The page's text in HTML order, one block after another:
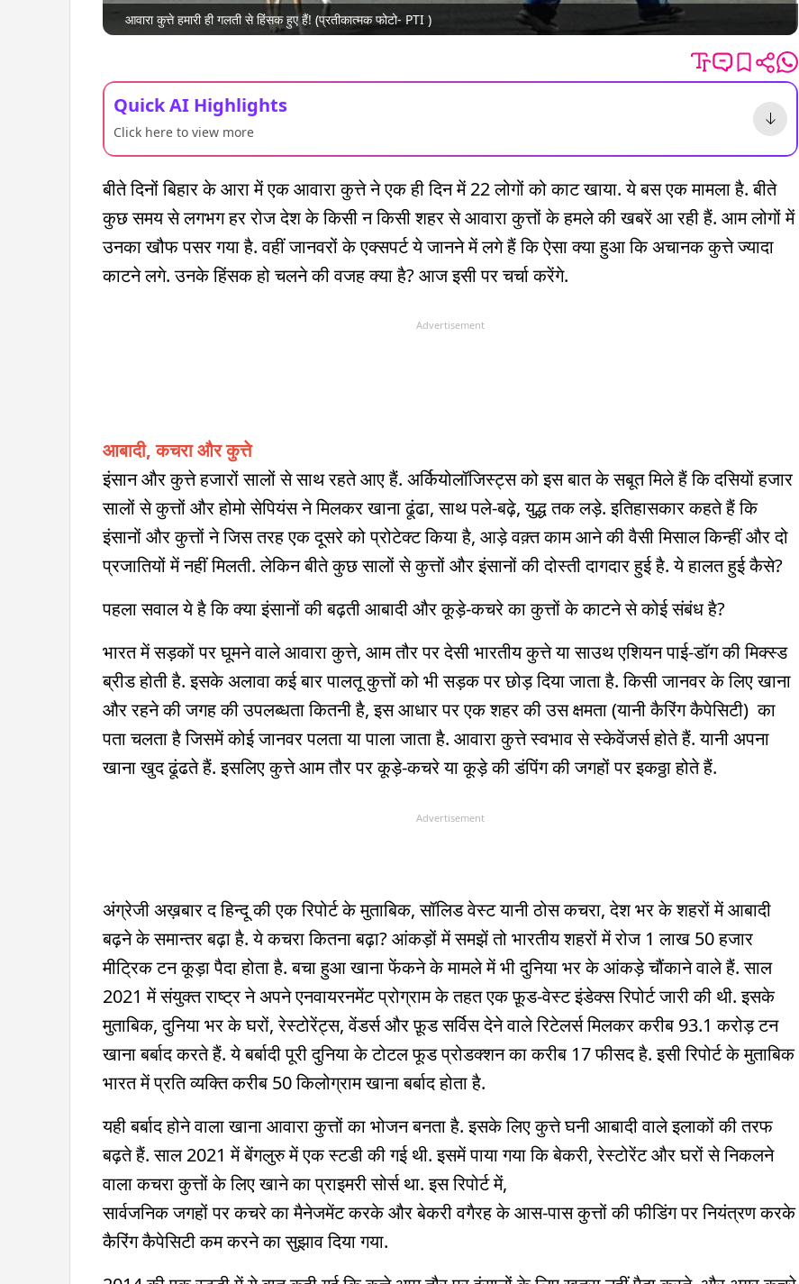
आवारा कुत्ते हमारी ही गलती से हिंसक हुए हैं! (प्रतीकात्मक फोटो- PTI )
Quick AI Highlights
Click here to view more
बीते दिनों बिहार के आरा में एक आवारा कुत्ते ने एक ही दिन में 22 लोगों को काट खाया. ये बस एक मामला है. बीते
कुछ समय से लगभग हर रोज देश के किसी न किसी शहर से आवारा कुत्तों के हमले की खबरें आ रही हैं. आम लोगों में
उनका खौफ पसर गया है. वहीं जानवरों के एक्सपर्ट ये जानने में लगे हैं कि ऐसा क्या हुआ कि अचानक कुत्ते ज्यादा
काटने लगे. उनके हिंसक हो चलने की वजह क्या है? आज इसी पर चर्चा करेंगे.
Advertisement
आबादी, कचरा और कुत्ते
इंसान और कुत्ते हजारों सालों से साथ रहते आए हैं. अर्कियोलॉजिस्ट्स को इस बात के सबूत मिले हैं कि दसियों हजार
सालों से कुत्तों और होमो सेपियंस ने मिलकर खाना ढूंढा, साथ पले-बढ़े, युद्ध तक लड़े. इतिहासकार कहते हैं कि
इंसानों और कुत्तों ने जिस तरह एक दूसरे को प्रोटेक्ट किया है, आड़े वक़्त काम आने की वैसी मिसाल किन्हीं और दो
प्रजातियों में नहीं मिलती. लेकिन बीते कुछ सालों से कुत्तों और इंसानों की दोस्ती दागदार हुई है. ये हालत हुई कैसे?
पहला सवाल ये है कि क्या इंसानों की बढ़ती आबादी और कूड़े-कचरे का कुत्तों के काटने से कोई संबंध है?
भारत में सड़कों पर घूमने वाले आवारा कुत्ते, आम तौर पर देसी भारतीय कुत्ते या साउथ एशियन पाई-डॉग की मिक्स्ड
ब्रीड होती है. इसके अलावा कई बार पालतू कुत्तों को भी सड़क पर छोड़ दिया जाता है. किसी जानवर के लिए खाना
और रहने की जगह की उपलब्धता कितनी है, इस आधार पर एक शहर की उस क्षमता (यानी कैरिंग कैपेसिटी) का
पता चलता है जिसमें कोई जानवर पलता या पाला जाता है. आवारा कुत्ते स्वभाव से स्केवेंजर्स होते हैं. यानी अपना
खाना खुद ढूंढते हैं. इसलिए कुत्ते आम तौर पर कूड़े-कचरे या कूड़े की डंपिंग की जगहों पर इकठ्ठा होते हैं.
Advertisement
अंग्रेजी अख़बार द हिन्दू की एक रिपोर्ट के मुताबिक, सॉलिड वेस्ट यानी ठोस कचरा, देश भर के शहरों में आबादी
बढ़ने के समान्तर बढ़ा है. ये कचरा कितना बढ़ा? आंकड़ों में समझें तो भारतीय शहरों में रोज 1 लाख 50 हजार
मीट्रिक टन कूड़ा पैदा होता है. बचा हुआ खाना फेंकने के मामले में भी दुनिया भर के आंकड़े चौंकाने वाले हैं. साल
2021 में संयुक्त राष्ट्र ने अपने एनवायरनमेंट प्रोग्राम के तहत एक फ़ूड-वेस्ट इंडेक्स रिपोर्ट जारी की थी. इसके
मुताबिक, दुनिया भर के घरों, रेस्टोरेंट्स, वेंडर्स और फ़ूड सर्विस देने वाले रिटेलर्स मिलकर करीब 93.1 करोड़ टन
खाना बर्बाद करते हैं. ये बर्बादी पूरी दुनिया के टोटल फूड प्रोडक्शन का करीब 17 फीसद है. इसी रिपोर्ट के मुताबिक
भारत में प्रति व्यक्ति करीब 50 किलोग्राम खाना बर्बाद होता है.
यही बर्बाद होने वाला खाना आवारा कुत्तों का भोजन बनता है. इसके लिए कुत्ते घनी आबादी वाले इलाकों की तरफ
बढ़ते हैं. साल 2021 में बेंगलुरु में एक स्टडी की गई थी. इसमें पाया गया कि बेकरी, रेस्टोरेंट और घरों से निकलने
वाला कचरा कुत्तों के लिए खाने का प्राइमरी सोर्स था. इस रिपोर्ट में,
सार्वजनिक जगहों पर कचरे का मैनेजमेंट करके और बेकरी वगैरह के आस-पास कुत्तों की फीडिंग पर नियंत्रण करके
कैरिंग कैपेसिटी कम करने का सुझाव दिया गया.